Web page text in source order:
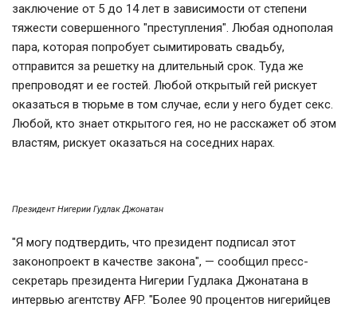
заключение от 5 до 14 лет в зависимости от степени
тяжести совершенного "преступления". Любая однополая
пара, которая попробует сымитировать свадьбу,
отправится за решетку на длительный срок. Туда же
препроводят и ее гостей. Любой открытый гей рискует
оказаться в тюрьме в том случае, если у него будет секс.
Любой, кто знает открытого гея, но не расскажет об этом
властям, рискует оказаться на соседних нарах.
Президент Нигерии Гудлак Джонатан
"Я могу подтвердить, что президент подписал этот
законопроект в качестве закона", — сообщил пресс-
секретарь президента Нигерии Гудлака Джонатана в
интервью агентству AFP. "Более 90 процентов нигерийцев